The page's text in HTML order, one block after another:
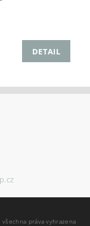
DETAIL
všechna práva vyhrazena